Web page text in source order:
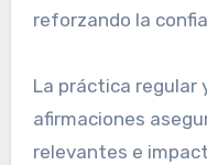
reforzando la
La práctica regular
afirmaciones
relevantes e